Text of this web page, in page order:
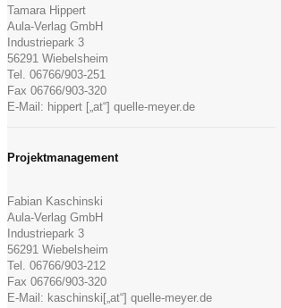
Tamara Hippert
Aula-Verlag GmbH
Industriepark 3
56291 Wiebelsheim
Tel. 06766/903-251
Fax 06766/903-320
E-Mail: hippert [„at“] quelle-meyer.de
Projektmanagement
Fabian Kaschinski
Aula-Verlag GmbH
Industriepark 3
56291 Wiebelsheim
Tel. 06766/903-212
Fax 06766/903-320
E-Mail: kaschinski[„at“] quelle-meyer.de